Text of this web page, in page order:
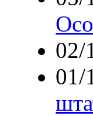
02/
01/